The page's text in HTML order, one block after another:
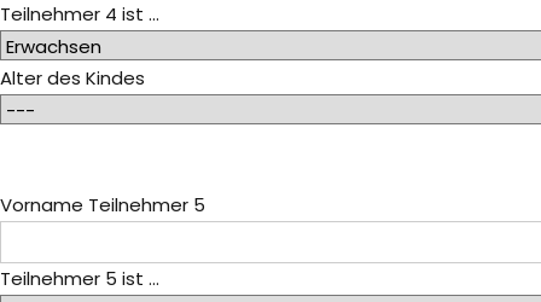
Teilnehmer 4 ist ...
Alter des Kindes
Vorname Teilnehmer 5
Teilnehmer 5 ist ...